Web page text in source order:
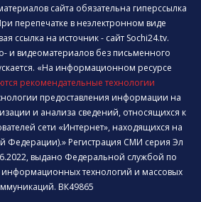
сайта обязательна гиперссылка
перепечатке в неэлектронном виде
ссылка на источник - сайт Sochi24.tv.
и видеоматериалов без письменного
«На информационном ресурсе
рекомендательные технологии
предоставления информации на
и анализа сведений, относящихся к
сети «Интернет», находящихся на
Федерации).» Регистрация СМИ серия Эл
выдано Федеральной службой по
информационных технологий и массовых
ВК49865